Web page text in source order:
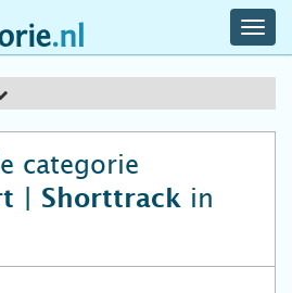
categorie
| Shorttrack in